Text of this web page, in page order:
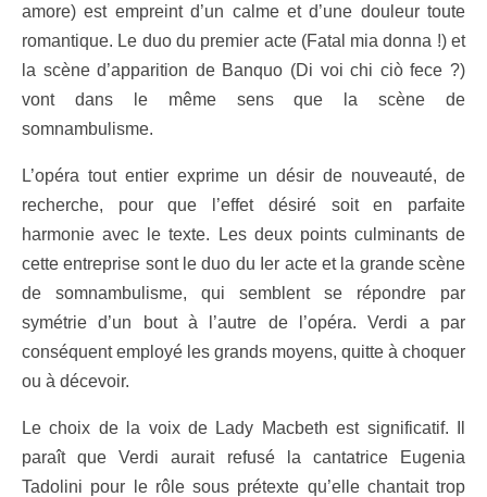
amore) est empreint d’un calme et d’une douleur toute
romantique. Le duo du premier acte (Fatal mia donna !) et
la scène d’apparition de Banquo (Di voi chi ciò fece ?)
vont dans le même sens que la scène de
somnambulisme.
L’opéra tout entier exprime un désir de nouveauté, de
recherche, pour que l’effet désiré soit en parfaite
harmonie avec le texte. Les deux points culminants de
cette entreprise sont le duo du Ier acte et la grande scène
de somnambulisme, qui semblent se répondre par
symétrie d’un bout à l’autre de l’opéra. Verdi a par
conséquent employé les grands moyens, quitte à choquer
ou à décevoir.
Le choix de la voix de Lady Macbeth est significatif. Il
paraît que Verdi aurait refusé la cantatrice Eugenia
Tadolini pour le rôle sous prétexte qu’elle chantait trop